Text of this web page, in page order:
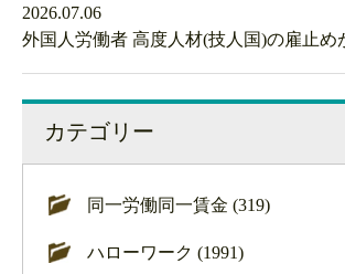
2026.07.06
外国人労働者 高度人材(技人国)の雇止め
カテゴリー
同一労働同一賃金 (319)
ハローワーク (1991)